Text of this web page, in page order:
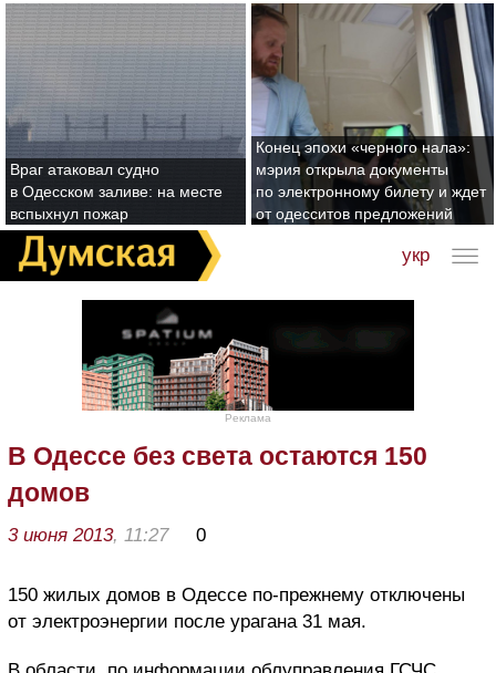
Враг атаковал судно
в Одесском заливе: на месте
вспыхнул пожар
Конец эпохи «черного нала»:
мэрия открыла документы
по электронному билету и ждет
от одесситов предложений
укр
Реклама
В Одессе без света остаются 150
домов
3 июня 2013, 11:27 0
150 жилых домов в Одессе по-прежнему отключены
от электроэнергии после урагана 31 мая.